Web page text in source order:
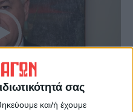
σας
και/ή έχουμε
00:30